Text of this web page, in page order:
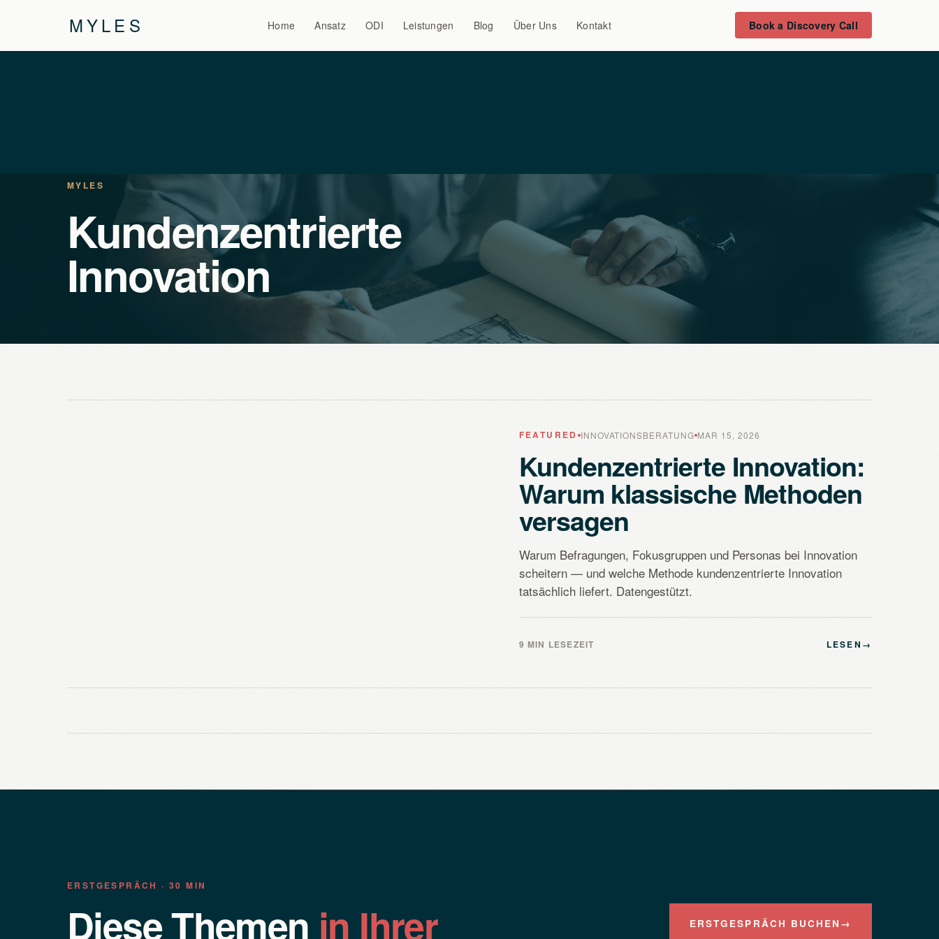
MYLES Home Ansatz ODI Leistungen Blog Über Uns Kontakt Book a Discovery Call
MYLES
Kundenzentrierte
Innovation
FEATURED INNOVATIONSBERATUNG MAR 15, 2026
Kundenzentrierte Innovation:
Warum klassische Methoden
versagen
Warum Befragungen, Fokusgruppen und Personas bei Innovation
scheitern — und welche Methode kundenzentrierte Innovation
tatsächlich liefert. Datengestützt.
9 MIN LESEZEIT LESEN →
ERSTGESPRÄCH · 30 MIN
Diese Themen in Ihrer ERSTGESPRÄCH BUCHEN →